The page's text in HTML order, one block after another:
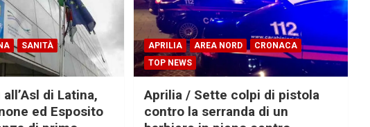
SANITÀ
di Latina,
ed Esposito
APRILIA AREA NORD
CRONACA
TOP NEWS
Aprilia / Sette colpi di pistola
contro la serranda di un